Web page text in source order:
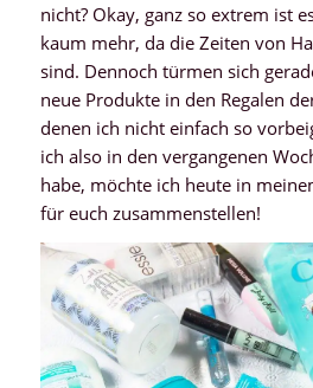
nicht? Okay, ganz so extrem ist
kaum mehr, da die Zeiten von
sind. Dennoch türmen sich
neue Produkte in den Regalen
denen ich nicht einfach so
ich also in den vergangenen
habe, möchte ich heute in
für euch zusammenstellen!